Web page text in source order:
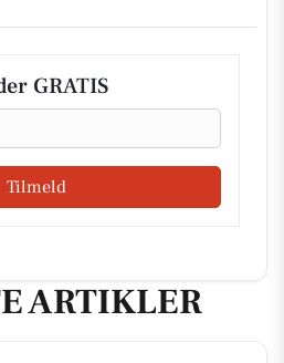
GRATIS
Tilmeld
ARTIKLER